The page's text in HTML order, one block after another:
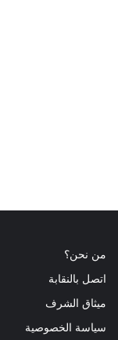
من نحن؟
اتصل بالنقابة
ميثاق الشرف
سياسة الخصوصية